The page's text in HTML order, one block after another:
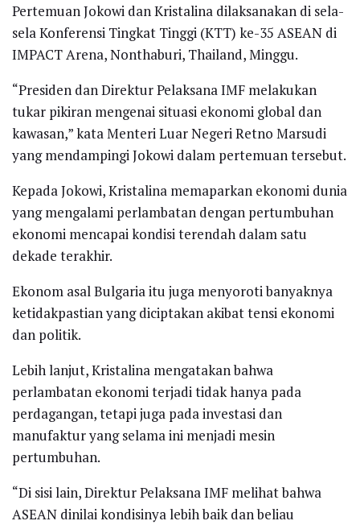
Pertemuan Jokowi dan Kristalina dilaksanakan di sela-
sela Konferensi Tingkat Tinggi (KTT) ke-35 ASEAN di
IMPACT Arena, Nonthaburi, Thailand, Minggu.
“Presiden dan Direktur Pelaksana IMF melakukan
tukar pikiran mengenai situasi ekonomi global dan
kawasan,” kata Menteri Luar Negeri Retno Marsudi
yang mendampingi Jokowi dalam pertemuan tersebut.
Kepada Jokowi, Kristalina memaparkan ekonomi dunia
yang mengalami perlambatan dengan pertumbuhan
ekonomi mencapai kondisi terendah dalam satu
dekade terakhir.
Ekonom asal Bulgaria itu juga menyoroti banyaknya
ketidakpastian yang diciptakan akibat tensi ekonomi
dan politik.
Lebih lanjut, Kristalina mengatakan bahwa
perlambatan ekonomi terjadi tidak hanya pada
perdagangan, tetapi juga pada investasi dan
manufaktur yang selama ini menjadi mesin
pertumbuhan.
“Di sisi lain, Direktur Pelaksana IMF melihat bahwa
ASEAN dinilai kondisinya lebih baik dan beliau